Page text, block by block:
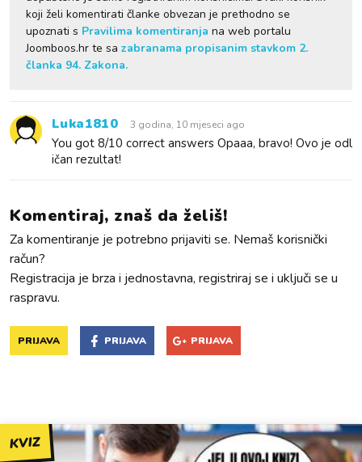
koji želi komentirati članke obvezan je prethodno se
upoznati s Pravilima komentiranja na web portalu
Joomboos.hr te sa zabranama propisanim stavkom 2.
članka 94. Zakona.
Luka1810 3 godina, 10 mjeseci ago
You got 8/10 correct answers Opaaa, bravo! Ovo je odl
ičan rezultat!
Komentiraj, znaš da želiš!
Za komentiranje je potrebno prijaviti se. Nemaš korisnički
račun?
Registracija je brza i jednostavna, registriraj se i uključi se u
raspravu.
PRIJAVA PRIJAVA PRIJAVA
KVIZ